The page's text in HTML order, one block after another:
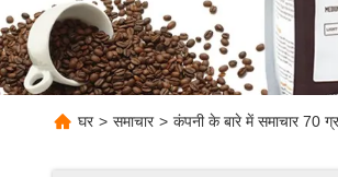
घर > समाचार > कंपनी के बारे में समाचार 70